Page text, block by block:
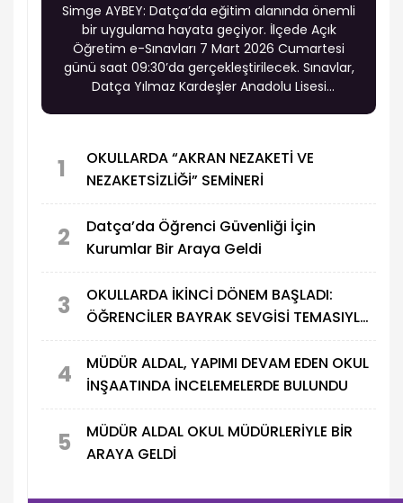
Simge AYBEY: Datça’da eğitim alanında önemli
bir uygulama hayata geçiyor. İlçede Açık
Öğretim e-Sınavları 7 Mart 2026 Cumartesi
günü saat 09:30’da gerçekleştirilecek. Sınavlar,
Datça Yılmaz Kardeşler Anadolu Lisesi
1
OKULLARDA “AKRAN NEZAKETİ VE
NEZAKETSİZLİĞİ” SEMİNERİ
2
Datça’da Öğrenci Güvenliği İçin
Kurumlar Bir Araya Geldi
3
OKULLARDA İKİNCİ DÖNEM BAŞLADI:
ÖĞRENCİLER BAYRAK SEVGİSİ TEMASIYLA
4
MÜDÜR ALDAL, YAPIMI DEVAM EDEN OKUL
İNŞAATINDA İNCELEMELERDE BULUNDU
5
MÜDÜR ALDAL OKUL MÜDÜRLERİYLE BİR
ARAYA GELDİ